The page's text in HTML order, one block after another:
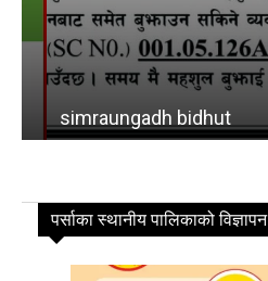
simraungadh bidhut
पर्साका स्थानीय पालिकाको विज्ञापन